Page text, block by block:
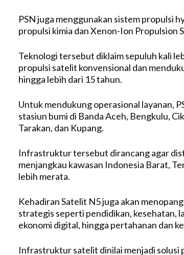
PSN juga menggunakan sistem propulsi
propulsi kimia dan Xenon-Ion Propulsion
Teknologi tersebut diklaim sepuluh kali
propulsi satelit konvensional dan
hingga lebih dari 15 tahun.
Untuk mendukung operasional layanan,
stasiun bumi di Banda Aceh, Bengkulu,
Tarakan, dan Kupang.
Infrastruktur tersebut dirancang agar
menjangkau kawasan Indonesia Barat,
lebih merata.
Kehadiran Satelit N5 juga akan
strategis seperti pendidikan, kesehatan,
ekonomi digital, hingga pertahanan dan
Infrastruktur satelit dinilai menjadi solusi